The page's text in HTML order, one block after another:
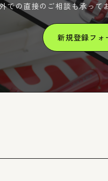
での直接のご相談も承っ
新規登録フォ